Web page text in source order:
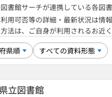
書館サーチが連携している各図
用可否等の詳細・最新状況は情
法は、ご自身が利用されるお近
立図書館